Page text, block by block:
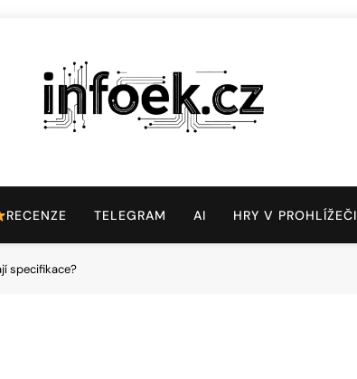
RECENZE TELEGRAM AI HRY V PROHLÍŽEČI
specifikace?